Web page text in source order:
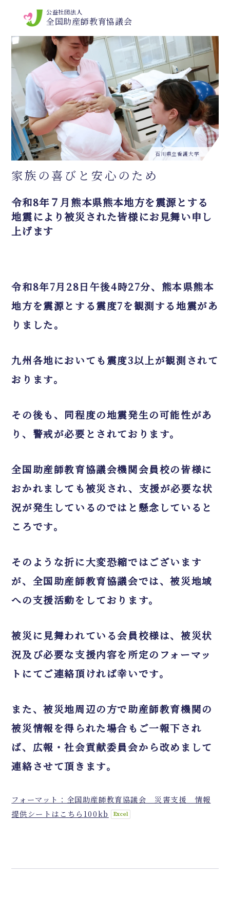
公益社団法人
全国助産師教育協議会
石川県立看護大学
家族の喜びと安心のため
令和8年７月熊本県熊本地方を震源とする
地震により被災された皆様にお見舞い申し
上げます
令和8年7月28日午後4時27分、熊本県熊本
地方を震源とする震度7を観測する地震があ
りました。
九州各地においても震度3以上が観測されて
おります。
その後も、同程度の地震発生の可能性があ
り、警戒が必要とされております。
全国助産師教育協議会機関会員校の皆様に
おかれましても被災され、支援が必要な状
況が発生しているのではと懸念していると
ころです。
そのような折に大変恐縮ではございます
が、全国助産師教育協議会では、被災地域
への支援活動をしております。
被災に見舞われている会員校様は、被災状
況及び必要な支援内容を所定のフォーマッ
トにてご連絡頂ければ幸いです。
また、被災地周辺の方で助産師教育機関の
被災情報を得られた場合もご一報下され
ば、広報・社会貢献委員会から改めまして
連絡させて頂きます。
フォーマット：全国助産師教育協議会 災害支援 情報
提供シートはこちら 100kb